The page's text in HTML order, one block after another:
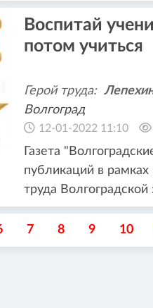
Воспитай
потом учиться
Герой труда:
Волгоград
12-01-2022 11:10
Газета
публикаций в рамках
труда
7 8 9 10